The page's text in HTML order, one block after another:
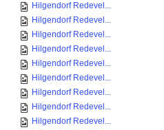
Hilgendorf Redevel...
Hilgendorf Redevel...
Hilgendorf Redevel...
Hilgendorf Redevel...
Hilgendorf Redevel...
Hilgendorf Redevel...
Hilgendorf Redevel...
Hilgendorf Redevel...
Hilgendorf Redevel...